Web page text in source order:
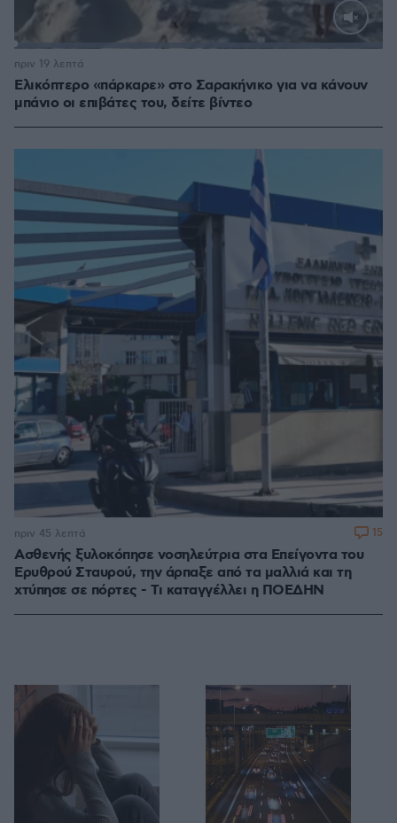
Loaded
Ελικόπτερο «πάρκαρε» στο Σαρακήνικο για να κάνουν
μπάνιο οι επιβάτες του, δείτε βίντεο
πριν 19 λεπτά
Ασθενής ξυλοκόπησε νοσηλεύτρια στα Επείγοντα του
Ερυθρού Σταυρού, την άρπαξε από τα μαλλιά και τη
χτύπησε σε πόρτες - Τι καταγγέλλει η ΠΟΕΔΗΝ
πριν 45 λεπτά 15